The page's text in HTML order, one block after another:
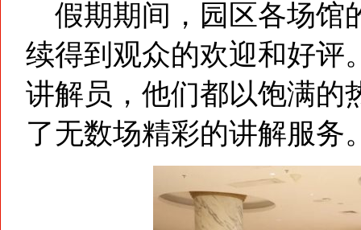
假期期间，园区各场馆
续得到观众的欢迎和好评
讲解员，他们都以饱满的
了无数场精彩的讲解服务